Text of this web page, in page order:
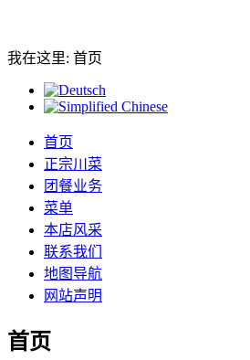
我在这里: 首页
首页
正宗川菜
团餐业务
菜单
本店风采
联系我们
地图导航
网站声明
首页